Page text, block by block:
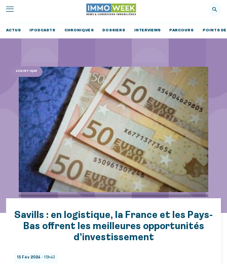
ACTUS IPODCASTS CHRONIQUES DOSSIERS INTERVIEWS PARCOURS POINTS DE
LOGISTIQUE
Savills : en logistique, la France et les Pays-
Bas offrent les meilleures opportunités
d’investissement
15 Fév 2024 - 15h43